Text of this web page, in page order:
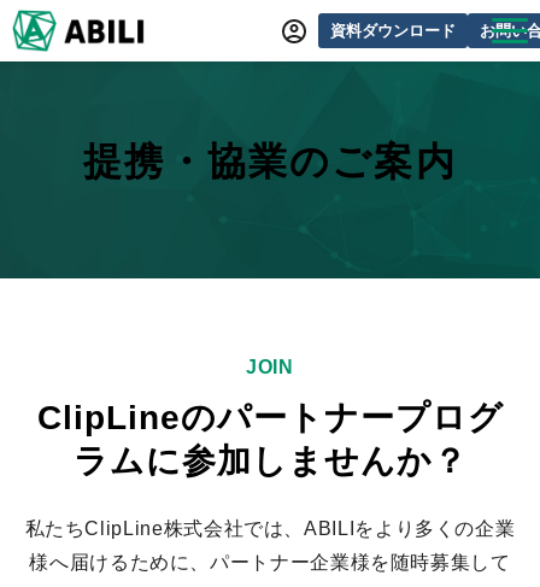
資料ダウンロード お問い
オンラインデモ
動画制作事例
できるをふやす研究所
よくあるご質問
提携・協業のご案内
JOIN
ClipLineのパートナープログ
ラムに参加しませんか？
私たちClipLine株式会社では、ABILIをより多くの企業
様へ届けるために、パートナー企業様を随時募集して